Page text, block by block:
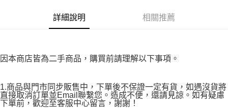
５．嚴禁一人註冊多個帳號或使用他人資訊註冊。若發現惡意使用之情形，
恩沛科技股份有限公司將有權停止該用戶之使用額度並採取法律行動。
詳細說明 相關推薦
因本商店皆為二手商品，購買前請理解以下事項。
1.商品與門市同步販售中，下單後不保證一定有貨，如遇沒貨將
直接取消訂單並Email聯繫您。造成不便，還請見諒。如有疑慮
下單前，歡迎至客服中心留言，謝謝！